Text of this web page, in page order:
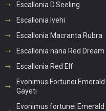
Escallonia D.Seeling
Escallonia Ivehi
Escallonia Macranta Rubra
Escallonia nana Red Dream
Escallonia Red Elf
Evonimus Fortunei Emerald
Gayeti
Evonimus fortunei Emerald